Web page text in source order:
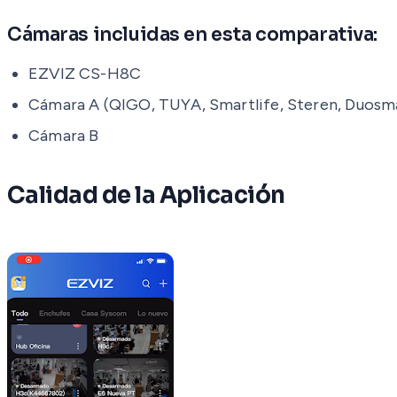
Cámaras incluidas en esta comparativa:
EZVIZ CS-H8C
Cámara A (QIGO, TUYA, Smartlife, Steren,
Cámara B
Calidad de la Aplicación